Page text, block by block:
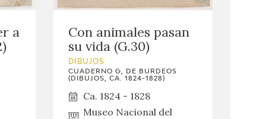
a
Con animales pasan
su vida (G.30)
DIBUJOS
CUADERNO G, DE BURDEOS
(DIBUJOS, CA. 1824-1828)
Ca. 1824 - 1828
Museo Nacional del